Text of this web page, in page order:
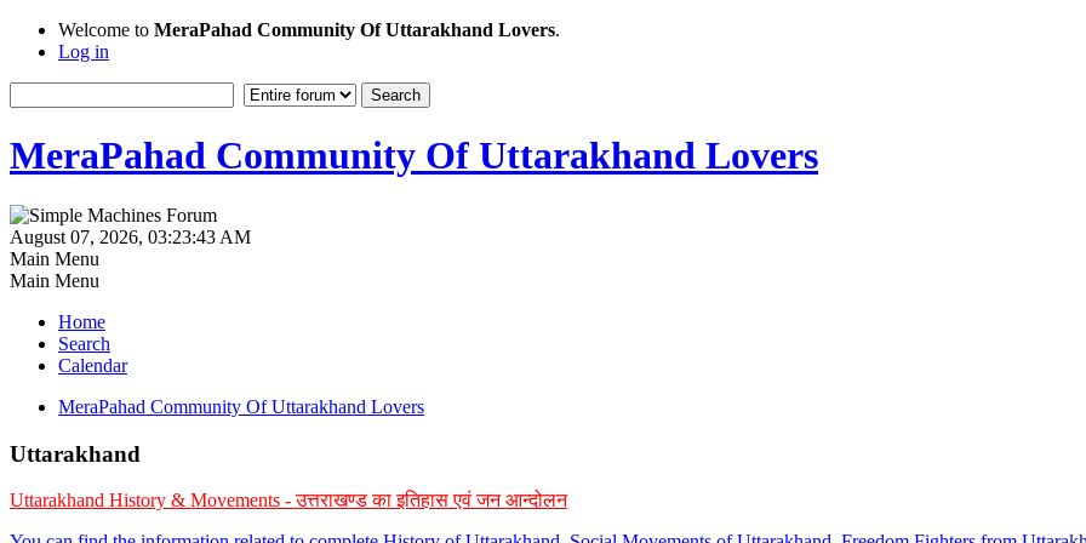
Welcome to MeraPahad Community Of Uttarakhand Lovers.
Log in
MeraPahad Community Of Uttarakhand Lovers
August 07, 2026, 03:23:43 AM
Main Menu
Main Menu
Home
Search
Calendar
MeraPahad Community Of Uttarakhand Lovers
Uttarakhand
Uttarakhand History & Movements - उत्तराखण्ड का इतिहास एवं जन आन्दोलन